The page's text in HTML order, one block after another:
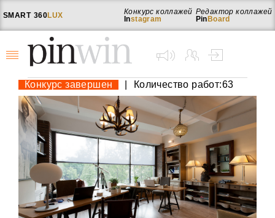
SMART 360LUX
Редактор коллажей
Pin Board
Конкурс коллажей
Instagram
Конкурс завершен Количество работ:63